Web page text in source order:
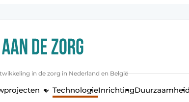
in de zorg in Nederland en België
TechnologieInrichtingDuurzaamheid